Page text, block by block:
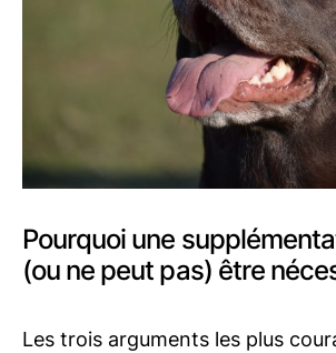
Pourquoi une
(ou ne peut pas) être
Les trois arguments les plus